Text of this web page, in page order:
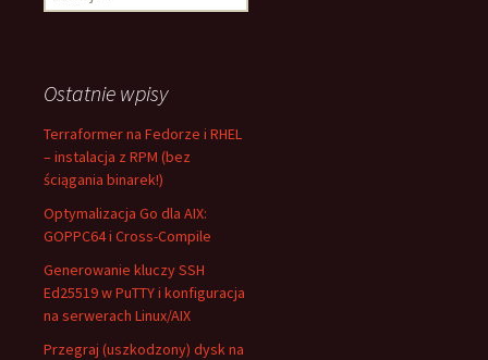
Ostatnie wpisy
Terraformer na Fedorze i RHEL
– instalacja z RPM (bez
ściągania binarek!)
Optymalizacja Go dla AIX:
GOPPC64 i Cross-Compile
Generowanie kluczy SSH
Ed25519 w PuTTY i konfiguracja
na serwerach Linux/AIX
Przegraj (uszkodzony) dysk na